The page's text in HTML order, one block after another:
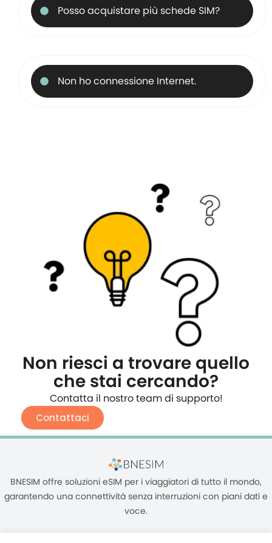
Posso acquistare più schede SIM?
Non ho connessione Internet.
Non riesci a trovare quello
che stai cercando?
Contatta il nostro team di supporto!
Contattaci
BNESIM offre soluzioni eSIM per i viaggiatori di tutto il mondo,
garantendo una connettività senza interruzioni con piani dati e
voce.